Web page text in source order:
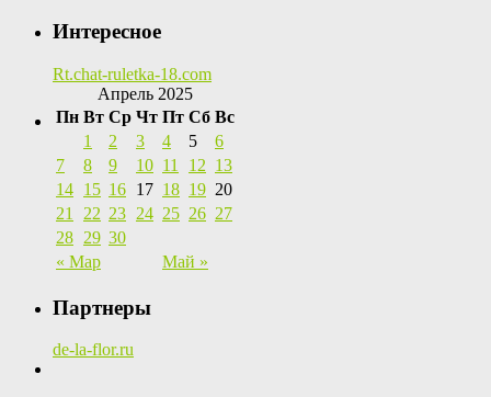
Интересное
Rt.chat-ruletka-18.com
Апрель 2025
Пн Вт Ср Чт Пт Сб Вс
« Мар Май »
1 2 3 4 5
6
7
8 9 10 11 12 13
14 15 16 17 18 19 20
21
22 23 24 25 26 27
28 29 30
Партнеры
de-la-flor.ru